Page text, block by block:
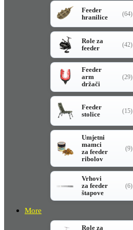
Feeder
hranilice
(64)
Role za
feeder
(42)
Feeder
arm
držači
(29)
Feeder
stolice
(15)
Umjetni
mamci
za feeder
ribolov
(9)
Vrhovi
za feeder
štapove
(6)
More
Role za